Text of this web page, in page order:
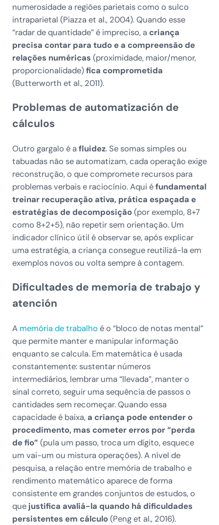
numerosidade a regiões parietais como o sulco
intraparietal (Piazza et al., 2004). Quando esse
“radar de quantidade” é impreciso, a criança
precisa contar para tudo e a compreensão de
relações numéricas (proximidade, maior/menor,
proporcionalidade)fica comprometida
(Butterworth et al., 2011).
Problemas de automatización de
cálculos
Outro gargalo é a fluidez. Se somas simples ou
tabuadas não se automatizam, cada operação exige
reconstrução, o que compromete recursos para
problemas verbais e raciocínio. Aqui éfundamental
treinar recuperação ativa, prática espaçada e
estratégias de decomposição(por exemplo, 8+7
como 8+2+5), não repetir sem orientação. Um
indicador clínico útil é observar se, após explicar
uma estratégia, a criança consegue reutilizá-la em
exemplos novos ou volta sempre à contagem.
Dificultades de memoria de trabajo y
atención
A memória de trabalho é o “bloco de notas mental”
que permite manter e manipular informação
enquanto se calcula. Em matemática é usada
constantemente: sustentar números
intermediários, lembrar uma “llevada”, manter o
sinal correto, seguir uma sequência de passos o
cantidades sem recomeçar. Quando essa
capacidade é baixa, a criança pode entender o
procedimento, mas cometer erros por “perda
de fio” (pula um passo, troca um dígito, esquece
um vai-um ou mistura operações). A nível de
pesquisa, a relação entre memória de trabalho e
rendimento matemático aparece de forma
consistente em grandes conjuntos de estudos, o
que justifica avaliá-la quando há dificuldades
persistentes em cálculo(Peng et al., 2016).